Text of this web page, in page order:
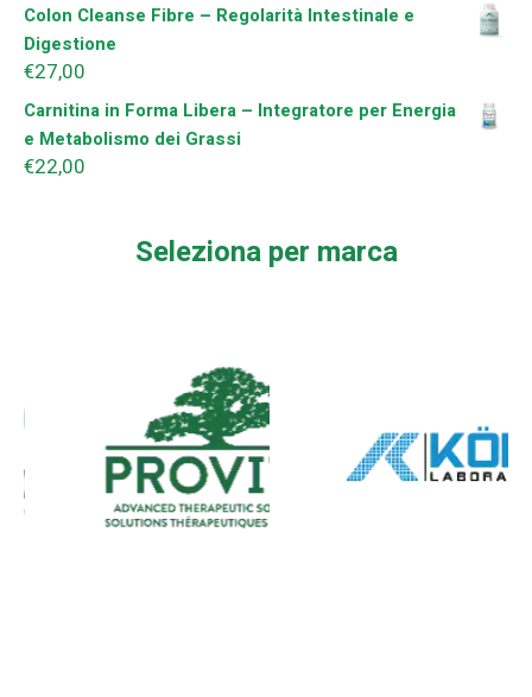
Colon Cleanse Fibre – Regolarità Intestinale e
Digestione
€27,00
Carnitina in Forma Libera – Integratore per Energia
e Metabolismo dei Grassi
€22,00
Seleziona per marca